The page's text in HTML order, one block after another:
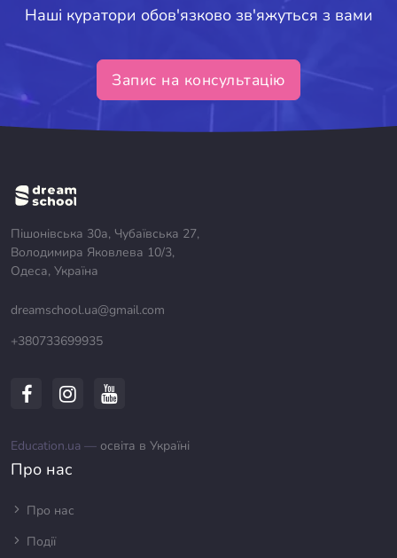
Наші куратори обов'язково зв'яжуться з вами
Запис на консультацію
Пішонівська 30а, Чубаївська 27,
Володимира Яковлева 10/3,
Одеса, Україна
dreamschool.ua@gmail.com
+380733699935
Education.ua — освіта в Україні
Про нас
Про нас
Події